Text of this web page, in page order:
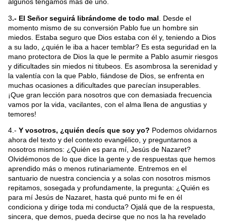
algunos tengamos más de uno.
3.- El Señor seguirá librándome de todo mal . Desde el
momento mismo de su conversión Pablo fue un hombre sin
miedos. Estaba seguro que Dios estaba con él y, teniendo a Dios
a su lado, ¿quién le iba a hacer temblar? Es esta seguridad en la
mano protectora de Dios la que le permite a Pablo asumir riesgos
y dificultades sin miedos ni titubeos. Es asombrosa la serenidad y
la valentía con la que Pablo, fiándose de Dios, se enfrenta en
muchas ocasiones a dificultades que parecían insuperables.
¡Que gran lección para nosotros que con demasiada frecuencia
vamos por la vida, vacilantes, con el alma llena de angustias y
temores!
4.- Y vosotros, ¿quién decís que soy yo? Podemos olvidarnos
ahora del texto y del contexto evangélico, y preguntarnos a
nosotros mismos: ¿Quién es para mí, Jesús de Nazaret?
Olvidémonos de lo que dice la gente y de respuestas que hemos
aprendido más o menos rutinariamente. Entremos en el
santuario de nuestra conciencia y a solas con nosotros mismos
repitamos, sosegada y profundamente, la pregunta: ¿Quién es
para mí Jesús de Nazaret, hasta qué punto mi fe en él
condiciona y dirige toda mi conducta? Ojalá que de la respuesta,
sincera, que demos, pueda decirse que no nos la ha revelado